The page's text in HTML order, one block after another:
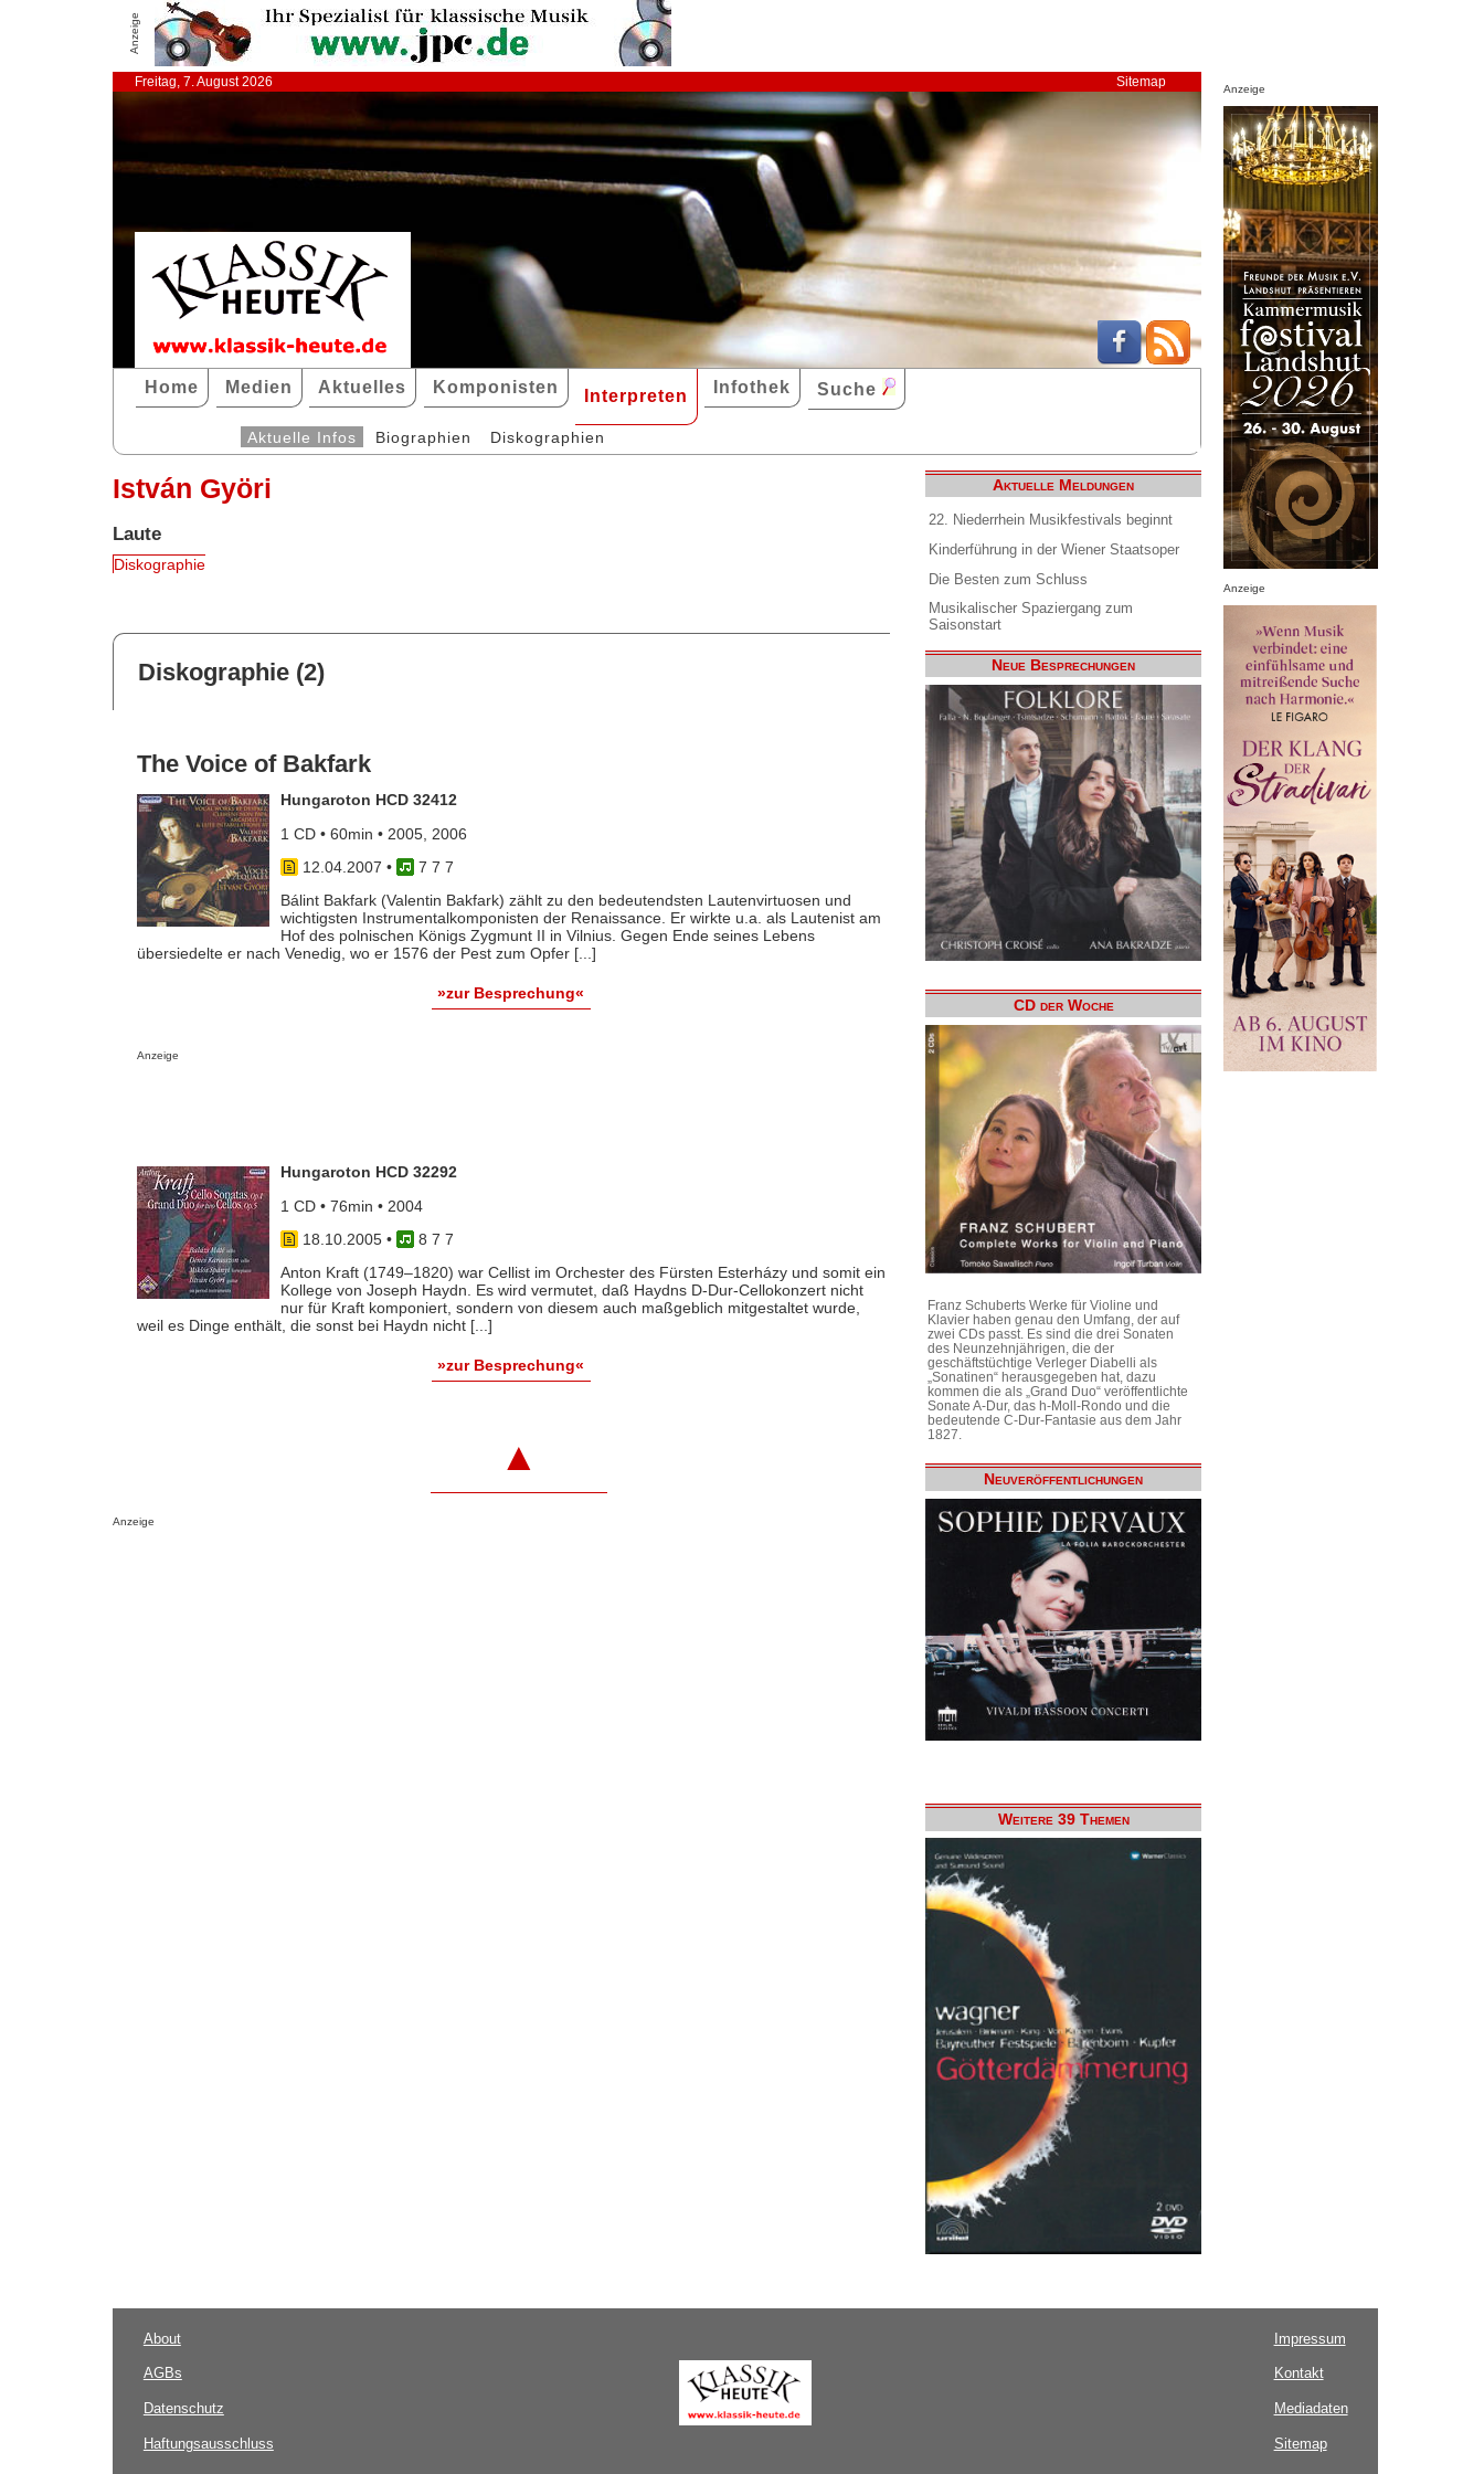
Anzeige
Freitag, 7. August 2026 Sitemap
Home Medien Aktuelles Komponisten Interpreten Infothek Suche
Aktuelle Infos Biographien Diskographien
István Györi
Laute
Diskographie
Diskographie (2)
The Voice of Bakfark
Hungaroton HCD 32412
1 CD • 60min • 2005, 2006
12.04.2007 •
7 7 7
Bálint Bakfark (Valentin Bakfark) zählt zu den bedeutendsten Lautenvirtuosen und
wichtigsten Instrumentalkomponisten der Renaissance. Er wirkte u.a. als Lautenist am
Hof des polnischen Königs Zygmunt II in Vilnius. Gegen Ende seines Lebens
übersiedelte er nach Venedig, wo er 1576 der Pest zum Opfer [...]
»zur Besprechung«
Anzeige
Hungaroton HCD 32292
1 CD • 76min • 2004
18.10.2005•
8 7 7
Anton Kraft (1749–1820) war Cellist im Orchester des Fürsten Esterházy und somit ein
Kollege von Joseph Haydn. Es wird vermutet, daß Haydns D-Dur-Cellokonzert nicht
nur für Kraft komponiert, sondern von diesem auch maßgeblich mitgestaltet wurde,
weil es Dinge enthält, die sonst bei Haydn nicht [...]
»zur Besprechung«
▲
Anzeige
Aktuelle Meldungen
22. Niederrhein Musikfestivals beginnt
Kinderführung in der Wiener Staatsoper
Die Besten zum Schluss
Musikalischer Spaziergang zum
Saisonstart
Neue Besprechungen
CD der Woche
Franz Schuberts Werke für Violine und
Klavier haben genau den Umfang, der auf
zwei CDs passt. Es sind die drei Sonaten
des Neunzehnjährigen, die der
geschäftstüchtige Verleger Diabelli als
„Sonatinen“ herausgegeben hat, dazu
kommen die als „Grand Duo“ veröffentlichte
Sonate A-Dur, das h-Moll-Rondo und die
bedeutende C-Dur-Fantasie aus dem Jahr
1827.
Neuveröffentlichungen
Weitere 39 Themen
Anzeige
Anzeige
About
AGBs
Datenschutz
Haftungsausschluss
Impressum
Kontakt
Mediadaten
Sitemap